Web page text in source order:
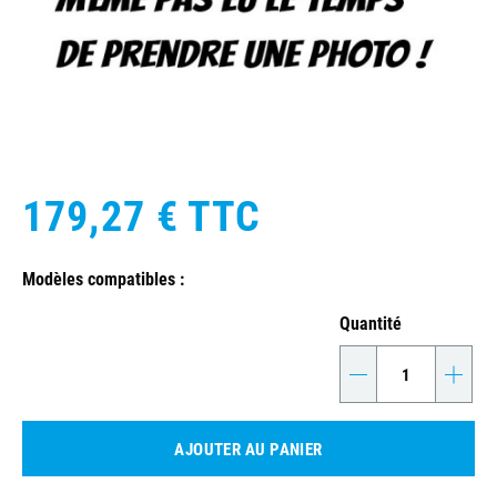
179,27 € TTC
Modèles compatibles :
Quantité
- +
AJOUTER AU PANIER